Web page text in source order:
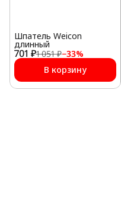
701 ₽1 051 ₽−33%
Шпатель Weicon
длинный
В корзину